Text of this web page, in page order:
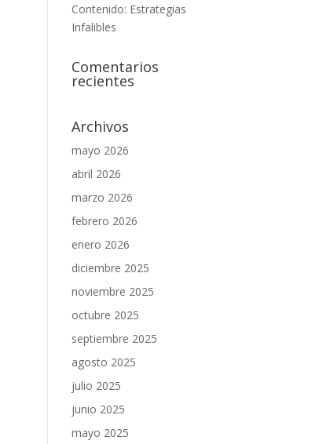
Contenido: Estrategias
Infalibles
Comentarios
recientes
Archivos
mayo 2026
abril 2026
marzo 2026
febrero 2026
enero 2026
diciembre 2025
noviembre 2025
octubre 2025
septiembre 2025
agosto 2025
julio 2025
junio 2025
mayo 2025